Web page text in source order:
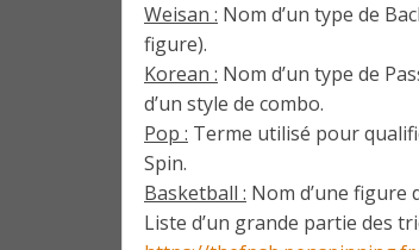
Weisan : Nom d’un type de
figure).
Korean : Nom d’un type de
d’un style de combo.
Pop : Terme utilisé pour
Spin.
Basketball : Nom d’une figure
Liste d’un grande partie des